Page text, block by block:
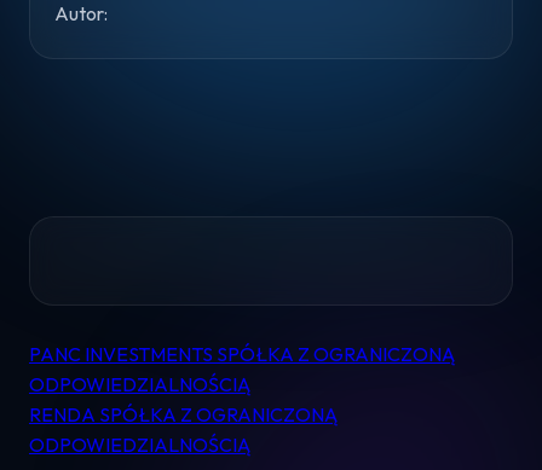
Pomoc
Kontakt
Autor:
Nawigacja
wpisu
PANC INVESTMENTS SPÓŁKA Z OGRANICZONĄ
ODPOWIEDZIALNOŚCIĄ
RENDA SPÓŁKA Z OGRANICZONĄ
ODPOWIEDZIALNOŚCIĄ